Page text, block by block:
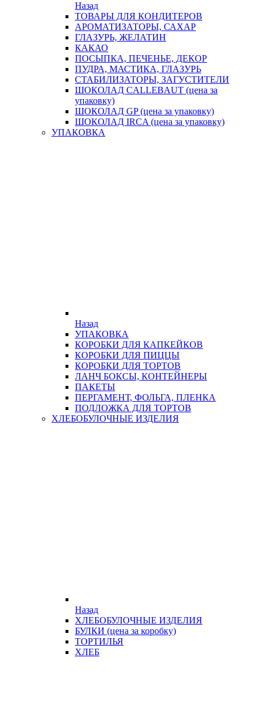
Назад
ТОВАРЫ ДЛЯ КОНДИТЕРОВ
АРОМАТИЗАТОРЫ, САХАР
ГЛАЗУРЬ, ЖЕЛАТИН
КАКАО
ПОСЫПКА, ПЕЧЕНЬЕ, ДЕКОР
ПУДРА, МАСТИКА, ГЛАЗУРЬ
СТАБИЛИЗАТОРЫ, ЗАГУСТИТЕЛИ
ШОКОЛАД CALLEBAUT (цена за
упаковку)
ШОКОЛАД GP (цена за упаковку)
ШОКОЛАД IRCA (цена за упаковку)
УПАКОВКА
Назад
УПАКОВКА
КОРОБКИ ДЛЯ КАПКЕЙКОВ
КОРОБКИ ДЛЯ ПИЦЦЫ
КОРОБКИ ДЛЯ ТОРТОВ
ЛАНЧ БОКСЫ, КОНТЕЙНЕРЫ
ПАКЕТЫ
ПЕРГАМЕНТ, ФОЛЬГА, ПЛЕНКА
ПОДЛОЖКА ДЛЯ ТОРТОВ
ХЛЕБОБУЛОЧНЫЕ ИЗДЕЛИЯ
Назад
ХЛЕБОБУЛОЧНЫЕ ИЗДЕЛИЯ
БУЛКИ (цена за коробку)
ТОРТИЛЬЯ
ХЛЕБ